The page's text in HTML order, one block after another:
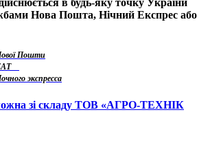
Нова Пошта, Нічний Експрес або
Пошти
экспресса
зі складу ТОВ «АГРО-ТЕХНІК